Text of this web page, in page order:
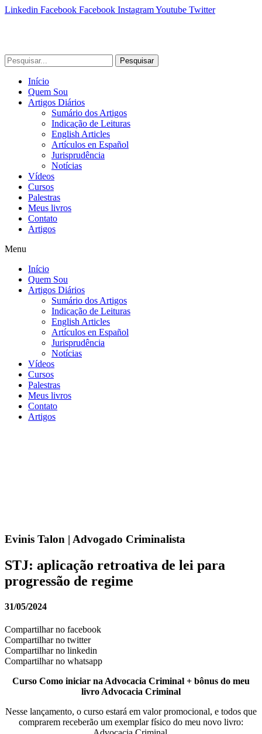
Linkedin Facebook Facebook InstagramYoutube Twitter
Pesquisar
Início
Quem Sou
Artigos Diários
Sumário dos Artigos
Indicação de Leituras
English Articles
Artículos en Español
Jurisprudência
Notícias
Vídeos
Cursos
Palestras
Meus livros
Contato
Artigos
Menu
Início
Quem Sou
Artigos Diários
Sumário dos Artigos
Indicação de Leituras
English Articles
Artículos en Español
Jurisprudência
Notícias
Vídeos
Cursos
Palestras
Meus livros
Contato
Artigos
Evinis Talon | Advogado Criminalista
STJ: aplicação retroativa de lei para
progressão de regime
31/05/2024
Compartilhar no facebook
Compartilhar no twitter
Compartilhar no linkedin
Compartilhar no whatsapp
Curso Como iniciar na Advocacia Criminal + bônus do meu
livro Advocacia Criminal
Nesse lançamento, o curso estará em valor promocional, e todos que
comprarem receberão um exemplar físico do meu novo livro: